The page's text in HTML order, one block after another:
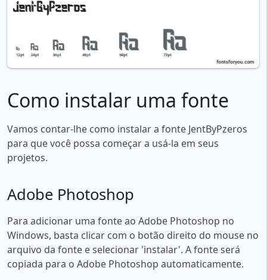
Como instalar uma fonte
Vamos contar-lhe como instalar a fonte JentByPzeros
para que você possa começar a usá-la em seus
projetos.
Adobe Photoshop
Para adicionar uma fonte ao Adobe Photoshop no
Windows, basta clicar com o botão direito do mouse no
arquivo da fonte e selecionar 'instalar'. A fonte será
copiada para o Adobe Photoshop automaticamente.